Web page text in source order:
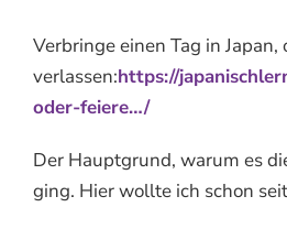
Verbringe einen Tag in Japan,
verlassen:https://
oder-feiere…/
Der Hauptgrund, warum es
ging. Hier wollte ich schon